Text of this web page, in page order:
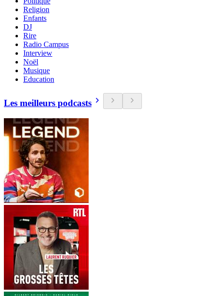
Religion
Enfants
DJ
Rire
Radio Campus
Interview
Noël
Musique
Education
Les meilleurs podcasts